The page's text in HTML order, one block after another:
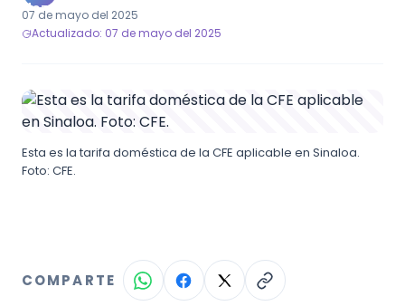
07 de mayo del 2025
Actualizado: 07 de mayo del 2025
Esta es la tarifa doméstica de la CFE aplicable en Sinaloa.
Foto: CFE.
COMPARTE